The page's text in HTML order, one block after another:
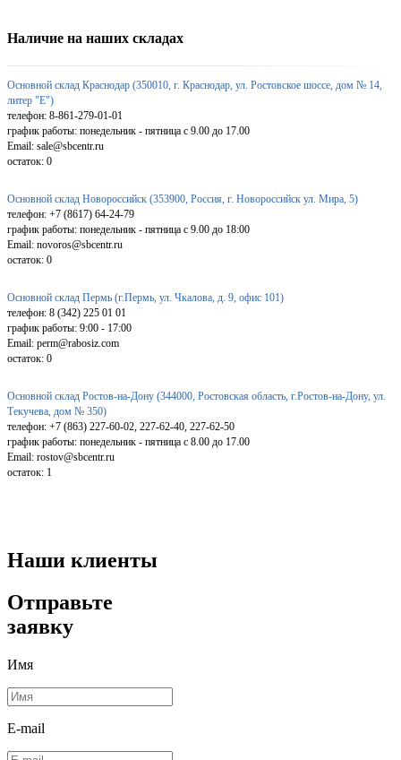
Наличие на наших складах
Основной склад Краснодар (350010, г. Краснодар, ул. Ростовское шоссе, дом № 14,
литер "Е")
телефон: 8-861-279-01-01
график работы: понедельник - пятница с 9.00 до 17.00
Email: sale@sbcentr.ru
остаток: 0
Основной склад Новороссийск (353900, Россия, г. Новороссийск ул. Мира, 5)
телефон: +7 (8617) 64-24-79
график работы: понедельник - пятница с 9.00 до 18:00
Email: novoros@sbcentr.ru
остаток: 0
Основной склад Пермь (г.Пермь, ул. Чкалова, д. 9, офис 101)
телефон: 8 (342) 225 01 01
график работы: 9:00 - 17:00
Email: perm@rabosiz.com
остаток: 0
Основной склад Ростов-на-Дону (344000, Ростовская область, г.Ростов-на-Дону, ул.
Текучева, дом № 350)
телефон: +7 (863) 227-60-02, 227-62-40, 227-62-50
график работы: понедельник - пятница с 8.00 до 17.00
Email: rostov@sbcentr.ru
остаток: 1
Наши клиенты
Отправьте
заявку
Имя
E-mail